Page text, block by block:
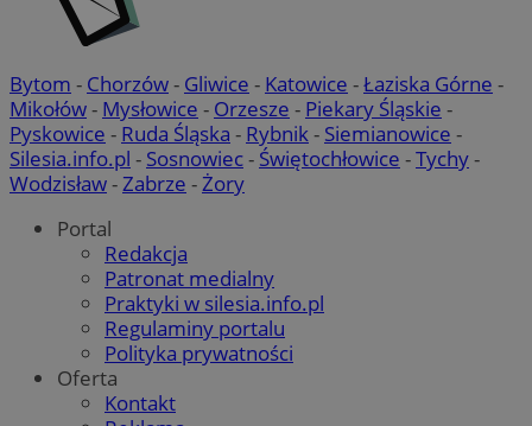
Bytom - Chorzów- Gliwice - Katowice -Łaziska Górne -
Mikołów- Mysłowice - Orzesze - Piekary Śląskie -
Pyskowice - Ruda Śląska - Rybnik- Siemianowice -
Silesia.info.pl - Sosnowiec- Świętochłowice -Tychy-
Wodzisław-Zabrze -Żory
Portal
Redakcja
Patronat medialny
Praktyki w silesia.info.pl
Regulaminy portalu
Polityka prywatności
Oferta
Kontakt